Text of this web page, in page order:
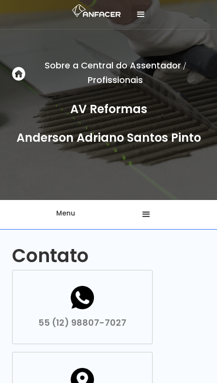
Sobre a Central do Assentador/
Profissionais
AV Reformas
Anderson Adriano Santos Pinto
Menu
Contato
55 (12) 98807-7027